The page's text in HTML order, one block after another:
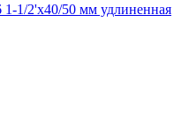
1/2'х40/50 мм удлиненная